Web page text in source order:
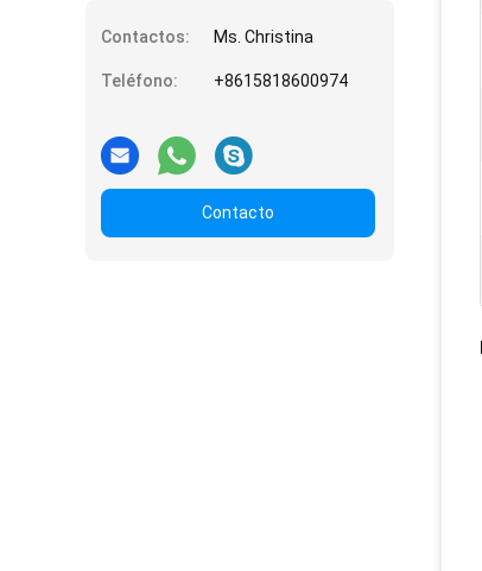
Contactos: Ms. Christina
Teléfono: +8615818600974
Contacto